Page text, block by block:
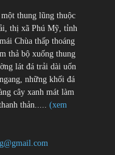
thung lũng thuộc
thị xã Phú Mỹ, tỉnh
Chùa thấp thoáng
thả bộ xuống thung
lát đá trải dài uốn
những khối đá
cây xanh mát làm
thản.....(xem